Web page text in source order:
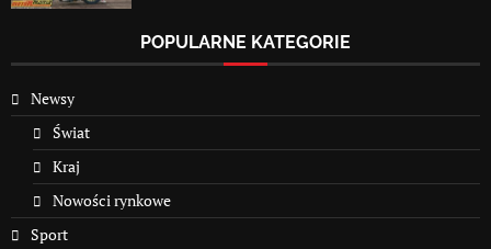
POPULARNE KATEGORIE
Newsy
Świat
Kraj
Nowości rynkowe
Sport